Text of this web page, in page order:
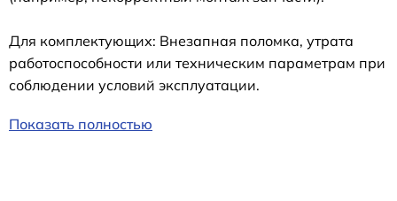
Для комплектующих: Внезапная поломка, утрата
работоспособности или техническим параметрам при
соблюдении условий эксплуатации.
Показать полностью